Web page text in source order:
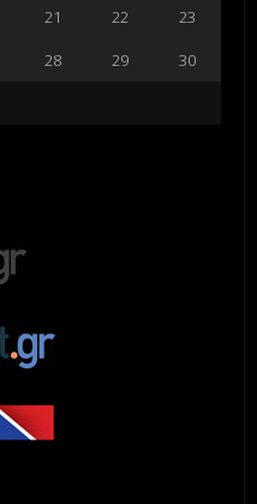
21 22
23
28 29
30